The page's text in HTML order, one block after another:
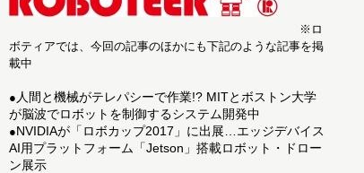
※ロ
ボティアでは、今回の記事のほかにも下記のような記事を掲
載中
● 人間と機械がテレパシーで作業!? MITとボストン大学
が脳波でロボットを制御するシステム開発中
●NVIDIAが「ロボカップ2017」に出展…エッジデバイス
AI用プラットフォーム「Jetson」搭載ロボット・ドロー
ン展示